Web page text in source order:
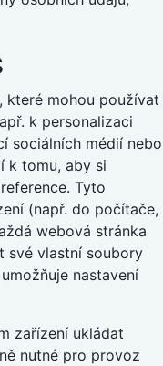
které mohou používat
k personalizaci
sociálních médií nebo
k tomu, aby si
Tyto
(např. do počítače,
webová stránka
své vlastní soubory
nastavení
zařízení ukládat
nutné pro provoz